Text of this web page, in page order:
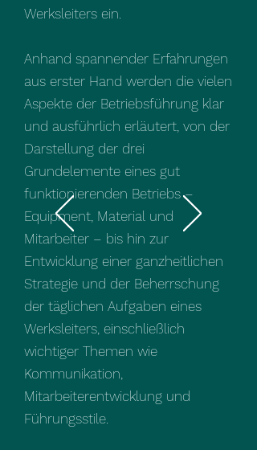
Werksleiters ein.
Anhand spannender Erfahrungen
aus erster Hand werden die vielen
Aspekte der Betriebsführung klar
und ausführlich erläutert, von der
Darstellung der drei
Grundelemente eines gut
funktionierenden Betriebs –
Equipment, Material und
Mitarbeiter – bis hin zur
Entwicklung einer ganzheitlichen
Strategie und der Beherrschung
der täglichen Aufgaben eines
Werksleiters, einschließlich
wichtiger Themen wie
Kommunikation,
Mitarbeiterentwicklung und
Führungsstile.